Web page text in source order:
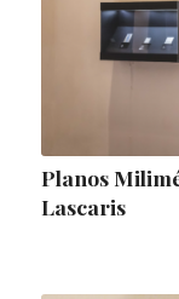
Planos
Lascaris